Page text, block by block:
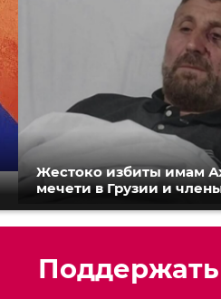
Жестоко избиты имам
мечети в Грузии и
Поддержать